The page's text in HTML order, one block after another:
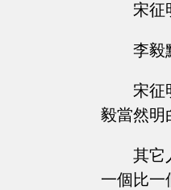
宋征
李毅
宋征
毅當然明
其它
一個比一